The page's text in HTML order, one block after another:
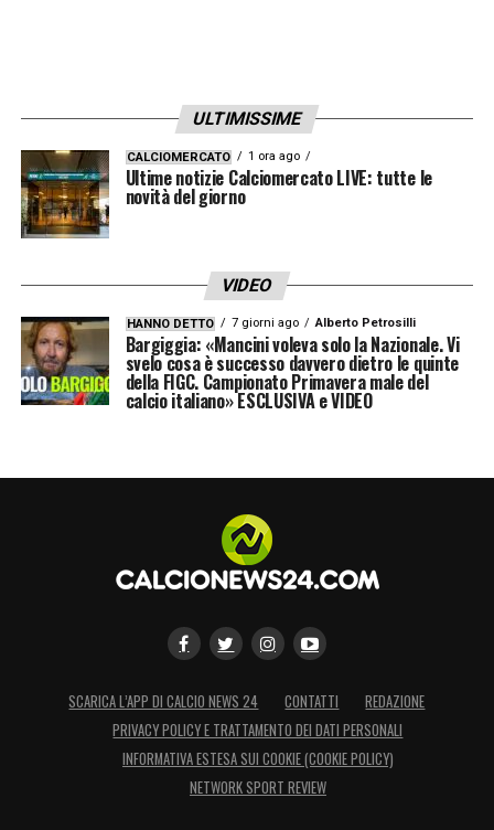
LA PLAYLIST DELLE NOSTRE TOP NEWS
ULTIMISSIME
CALCIOMERCATO 1 ora ago
Ultime notizie Calciomercato LIVE: tutte le
novità del giorno
VIDEO
HANNO DETTO 7 giorni ago Alberto Petrosilli
Bargiggia: «Mancini voleva solo la Nazionale. Vi
svelo cosa è successo davvero dietro le quinte
della FIGC. Campionato Primavera male del
calcio italiano» ESCLUSIVA e VIDEO
SCARICA L’APP DI CALCIO NEWS 24 CONTATTI
REDAZIONE
PRIVACY POLICY E TRATTAMENTO DEI DATI PERSONALI
INFORMATIVA ESTESA SUI COOKIE (COOKIE POLICY)
NETWORK SPORT REVIEW